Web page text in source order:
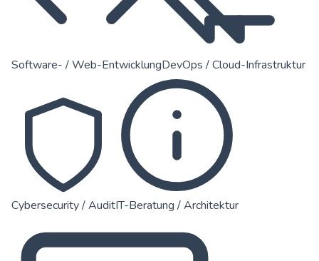
Software- / Web-EntwicklungDevOps / Cloud-Infrastruktur
Cybersecurity / AuditIT-Beratung / Architektur